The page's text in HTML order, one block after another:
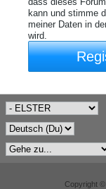
kann und stimme
meiner Daten in
wird.
Copyright ©